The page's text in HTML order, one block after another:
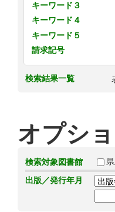
キーワード３
キーワード４
キーワード５
請求記号
検索結果一覧
オプシ
検索対象図書館
出版／発行年月